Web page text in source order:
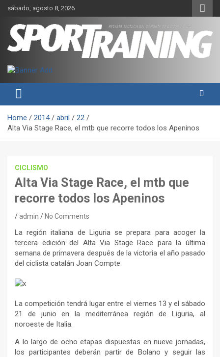
Skip
content
sábado, agosto 8, 2026
Revista técnica del deporte
Sport Training
rendimiento, nutrición y entrenamiento.
Home 2014 abril
22
Alta Via Stage Race, el mtb que recorre todos los Apeninos
CICLISMO
Alta Via Stage Race, el mtb que
recorre todos los Apeninos
admin No Comments
La región italiana de Liguria se prepara para acoger la
tercera edición del Alta Via Stage Race para la última
semana de primavera después de la victoria el año pasado
del ciclista catalán Joan Compte.
La competición tendrá lugar entre el viernes 13 y el sábado
21 de junio en la mediterránea región de Liguria, al
noroeste de Italia.
A lo largo de ocho etapas dispuestas en nueve jornadas,
los participantes deberán partir de Bolano y seguir las